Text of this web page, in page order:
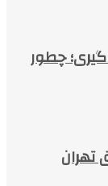
گیری؛ چطور